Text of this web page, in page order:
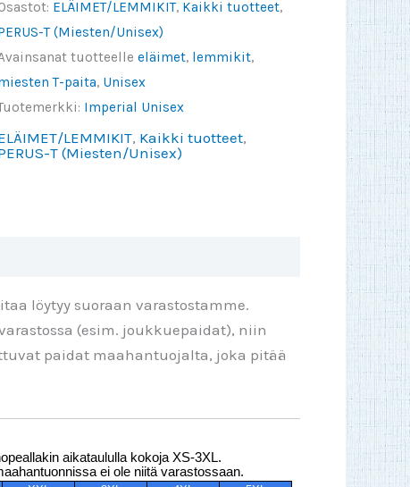
ELÄIMET/LEMMIKIT, Kaikki tuotteet,
T (Miesten/Unisex)
tuotteelle eläimet, lemmikit,
T-paita, Unisex
Imperial Unisex
LEMMIKIT, Kaikki tuotteet,
T (Miesten/Unisex)
löytyy suoraan varastostamme.
(esim. joukkuepaidat), niin
paidat maahantuojalta, joka pitää